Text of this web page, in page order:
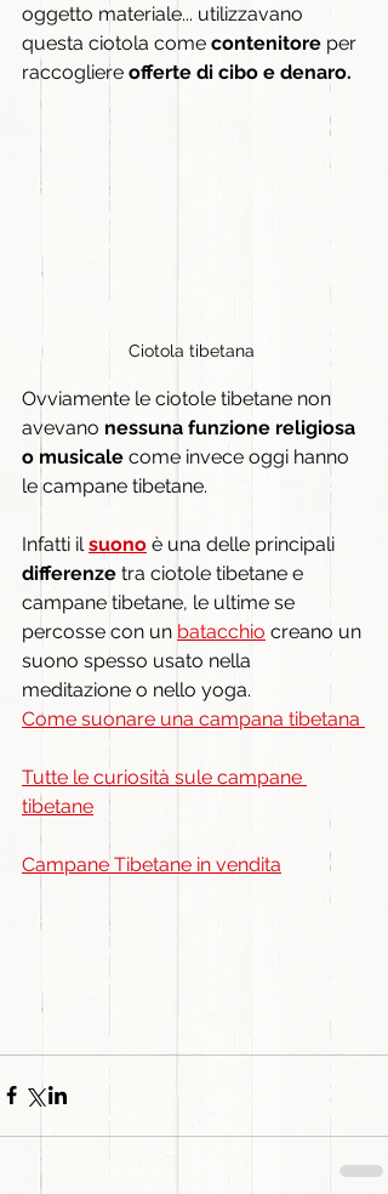
oggetto materiale... utilizzavano
questa ciotola come contenitore per
raccogliere offerte di cibo e denaro.
Ciotola tibetana
Ovviamente le ciotole tibetane non
avevano nessuna funzione religiosa
o musicale come invece oggi hanno
le campane tibetane.
Infatti il suono è una delle principali
differenze tra ciotole tibetane e
campane tibetane, le ultime se
percosse con un batacchio creano un
suono spesso usato nella
meditazione o nello yoga.
Come suonare una campana tibetana
Tutte le curiosità sule campane
tibetane
Campane Tibetane in vendita